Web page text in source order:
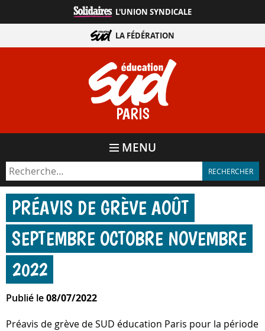
directement
contenu
PARIS
L'UNION SYNDICALE
LA FÉDÉRATION
MENU
PRÉAVIS DE GRÈVE AOÛT
SEPTEMBRE OCTOBRE NOVEMBRE
2022
Publié le08/07/2022
Préavis de grève de SUD éducation Paris pour la période